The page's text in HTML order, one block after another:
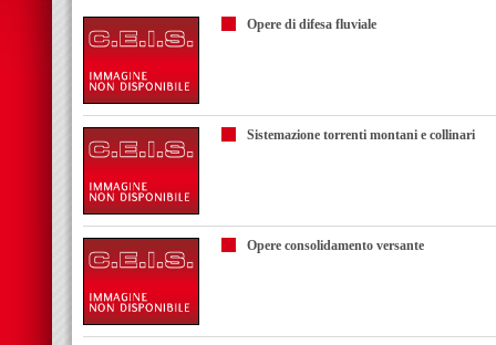
Opere di difesa fluviale
Sistemazione torrenti montani e collinari
Opere consolidamento versante